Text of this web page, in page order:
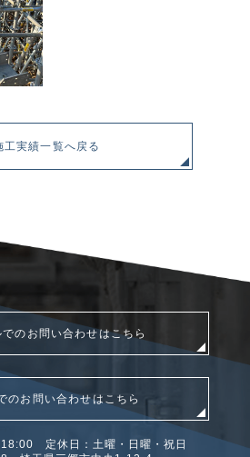
工実績一覧へ戻る
でのお問い合わせはこちら
のお問い合わせはこちら
定休日：土曜・日曜・祝日